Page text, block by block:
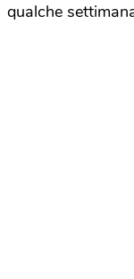
qualche